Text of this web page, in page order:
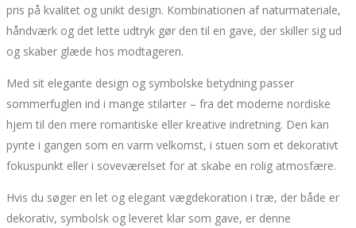
pris på kvalitet og unikt design. Kombinationen af naturmateriale,
håndværk og det lette udtryk gør den til en gave, der skiller sig ud
og skaber glæde hos modtageren.
Med sit elegante design og symbolske betydning passer
sommerfuglen ind i mange stilarter – fra det moderne nordiske
hjem til den mere romantiske eller kreative indretning. Den kan
pynte i gangen som en varm velkomst, i stuen som et dekorativt
fokuspunkt eller i soveværelset for at skabe en rolig atmosfære.
Hvis du søger en let og elegant vægdekoration i træ, der både er
dekorativ, symbolsk og leveret klar som gave, er denne